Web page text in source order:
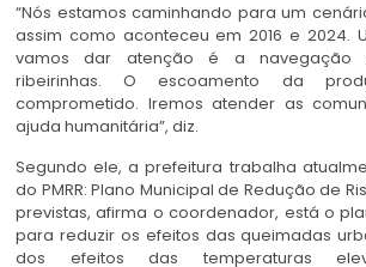
“Nós estamos caminhando para um
assim como aconteceu em 2016 e 2024.
vamos dar atenção é a navegação
ribeirinhas. O escoamento da
comprometido. Iremos atender as
ajuda humanitária”, diz.
Segundo ele, a prefeitura trabalha
do PMRR: Plano Municipal de Redução de
previstas, afirma o coordenador, está o
para reduzir os efeitos das queimadas
dos efeitos das temperaturas